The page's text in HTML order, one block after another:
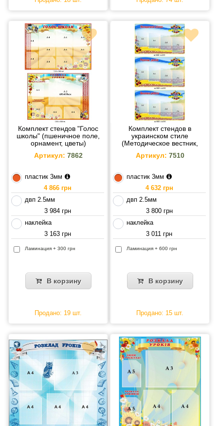
Комплект стендов "Голос
школы" (пшеничное поле,
орнамент, цветы)
Артикул: 7862
пластик 3мм
4 866 грн
двп 2.5мм
3 984 грн
наклейка
3 163 грн
Ламинация + 300 грн
В корзину
Продано: 19 шт.
Комплект стендов в
украинском стиле
(Методическое вестник,
Расписание уроков)
Артикул: 7510
пластик 3мм
4 632 грн
двп 2.5мм
3 800 грн
наклейка
3 011 грн
Ламинация + 600 грн
В корзину
Продано: 15 шт.